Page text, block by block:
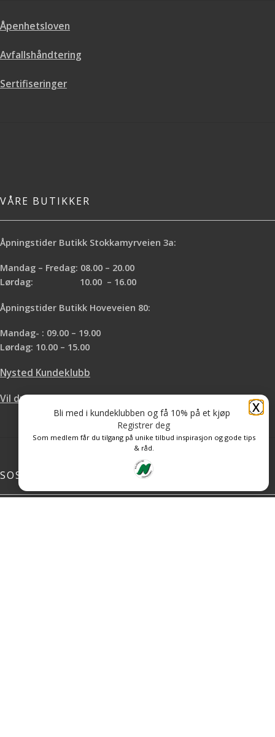
Åpenhetsloven
Avfallshåndtering
Sertifiseringer
VÅRE BUTIKKER
Åpningstider Butikk Stokkamyrveien 3a:
Mandag – Fredag: 08.00 – 20.00
Lørdag: 10.00 – 16.00
Åpningstider Butikk Hoveveien 80:
Mandag- : 09.00 – 19.00
Lørdag: 10.00 – 15.00
Nysted Kundeklubb
Vil du leie hos oss?
SOSIALE MEDIER
X
Bli med i kundeklubben og få 10% på et kjøp
Registrer deg
Som medlem får du tilgang på unike tilbud inspirasjon og gode tips
& råd.